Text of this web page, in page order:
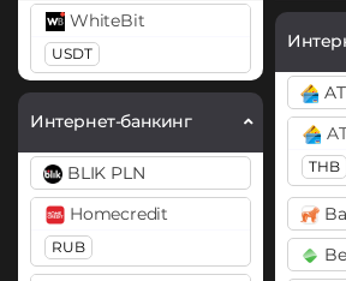
Cosmos (ATOM)
Curve (CRV)
DAI
ERC20
DASH
Decentraland (MANA)
Dogecoin (DOGE)
USD EUR
Volet (AdvCash)
USD
Zelle
USD
WhiteBit
USDT
Интернет-банкинг
BLIK PLN
Homecredit
RUB DOT
USD
USD
USD
THB